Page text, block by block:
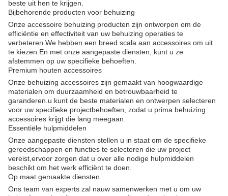
beste uit hen te krijgen.
Bijbehorende producten voor behuizing
Onze accessoire behuizing producten zijn ontworpen om de
efficiëntie en effectiviteit van uw behuizing operaties te
verbeteren.We hebben een breed scala aan accessoires om uit
te kiezen.En met onze aangepaste diensten, kunt u ze
afstemmen op uw specifieke behoeften.
Premium houten accessoires
Onze behuizing accessoires zijn gemaakt van hoogwaardige
materialen om duurzaamheid en betrouwbaarheid te
garanderen.u kunt de beste materialen en ontwerpen selecteren
voor uw specifieke projectbehoeften, zodat u prima behuizing
accessoires krijgt die lang meegaan.
Essentiële hulpmiddelen
Onze aangepaste diensten stellen u in staat om de specifieke
gereedschappen en functies te selecteren die uw project
vereist,ervoor zorgen dat u over alle nodige hulpmiddelen
beschikt om het werk efficiënt te doen.
Op maat gemaakte diensten
Ons team van experts zal nauw samenwerken met u om uw